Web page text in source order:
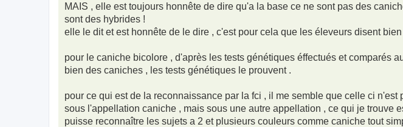
MAIS , elle est toujours honnête de dire qu'a la base ce ne sont pas des
sont des hybrides !
elle le dit et est honnête de le dire , c'est pour cela que les éleveurs disent
pour le caniche bicolore , d'après les tests génétiques éffectués et comparés
bien des caniches , les tests génétiques le prouvent .
pour ce qui est de la reconnaissance par la fci , il me semble que celle ci
sous l'appellation caniche , mais sous une autre appellation , ce qui je trouve
puisse reconnaître les sujets a 2 et plusieurs couleurs comme caniche tout